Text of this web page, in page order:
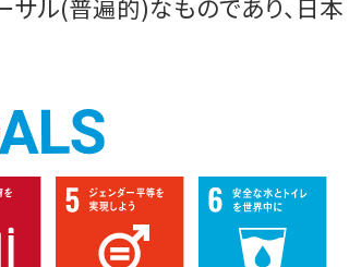
ル(普遍的)なものであり、日本